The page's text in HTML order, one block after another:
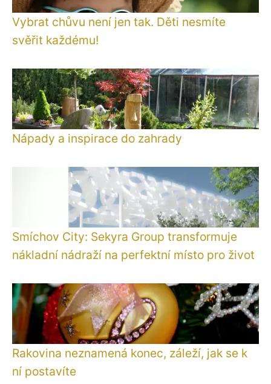
Vybrat chůvu není jen tak. Děti nesmíte
svěřit každému!
Nápady a inspirace do zahrady
Smíchov City: Sekyra Group transformuje
nákladní nádraží na perfektní místo pro život
Rakovina neznamená konec, záleží, jak se k
ní postavíte